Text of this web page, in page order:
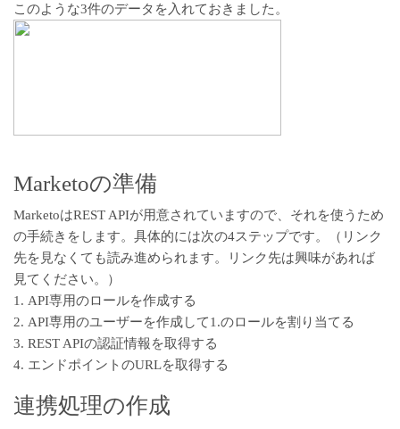
このような3件のデータを入れておきました。
Marketoの準備
MarketoはREST APIが用意されていますので、それを使うため
の手続きをします。具体的には次の4ステップです。（リンク
先を見なくても読み進められます。リンク先は興味があれば
見てください。）
1. API専用のロールを作成する
2. API専用のユーザーを作成して1.のロールを割り当てる
3. REST APIの認証情報を取得する
4. エンドポイントのURLを取得する
連携処理の作成